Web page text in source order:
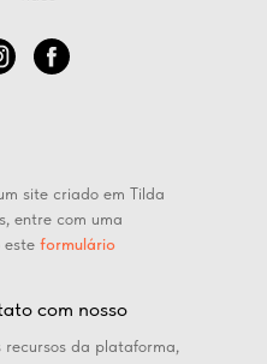
site criado em Tilda
entre com uma
este formulário
com nosso
recursos da plataforma,